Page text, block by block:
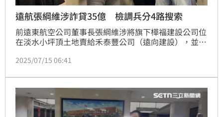
遠航張綱維涉詐貸35億 檢調兵分4路搜索
前遠東航空公司董事長張綱維涉將旗下樺福建設公司位
在淡水小坪頂土地賣給禾泰豐公司（遠向建設），並向
尾樓」，銀行於2021年間將30億元款項列為呆帳。台
訊張綱維及傳喚5名被告。
2025/07/15 06:41